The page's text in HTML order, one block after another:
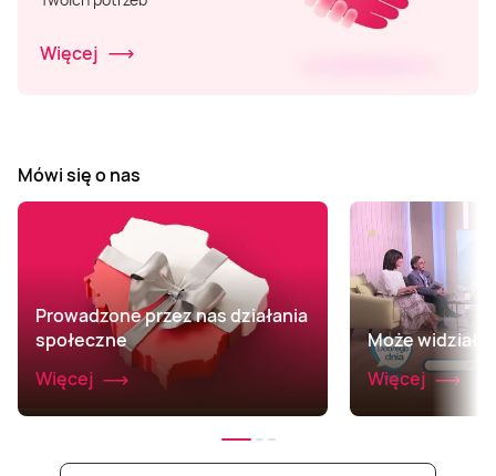
Więcej
Mówi się o nas
Prowadzone przez nas działania
społeczne
Więcej
Może
Więcej